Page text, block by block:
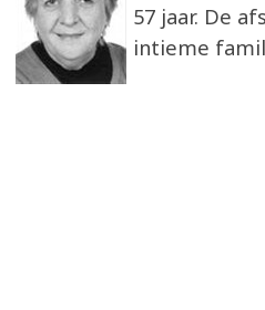
57 jaar. De
intieme